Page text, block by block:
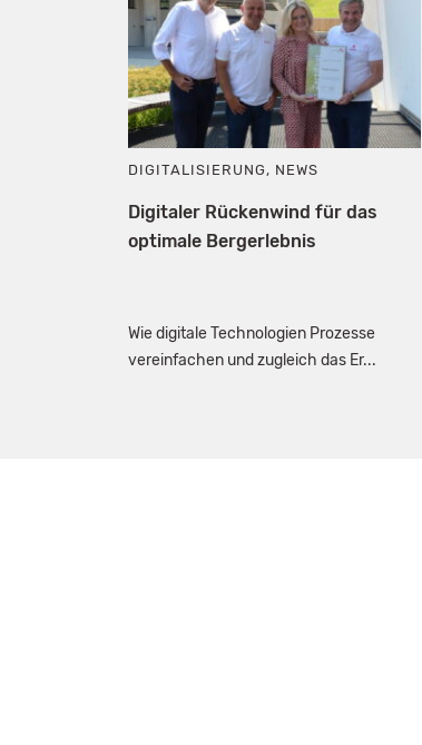
DIGITALISIERUNG , NEWS
Digitaler Rückenwind für das
optimale Bergerlebnis
Wie digitale Technologien Prozesse
vereinfachen und zugleich das Er...